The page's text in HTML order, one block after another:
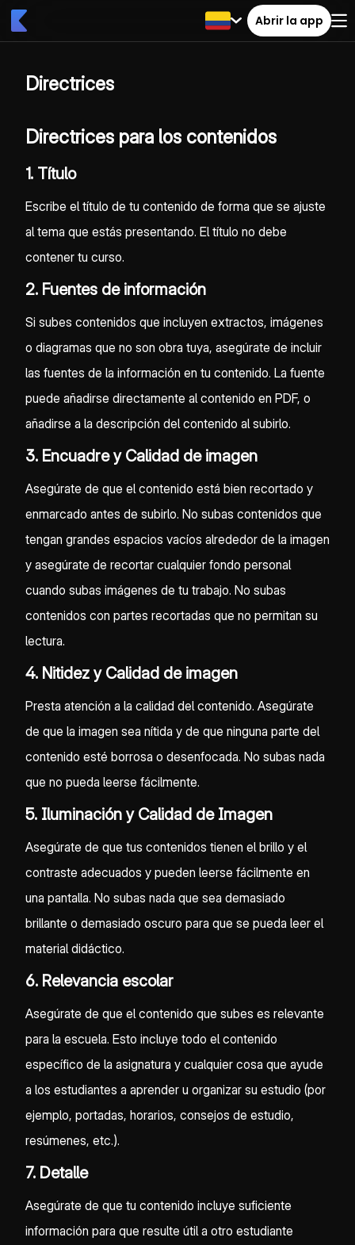
Abrir la app
Directrices
Directrices para los contenidos
1. Título
Escribe el título de tu contenido de forma que se ajuste
al tema que estás presentando. El título no debe
contener tu curso.
2. Fuentes de información
Si subes contenidos que incluyen extractos, imágenes
o diagramas que no son obra tuya, asegúrate de incluir
las fuentes de la información en tu contenido. La fuente
puede añadirse directamente al contenido en PDF, o
añadirse a la descripción del contenido al subirlo.
3. Encuadre y Calidad de imagen
Asegúrate de que el contenido está bien recortado y
enmarcado antes de subirlo. No subas contenidos que
tengan grandes espacios vacíos alrededor de la imagen
y asegúrate de recortar cualquier fondo personal
cuando subas imágenes de tu trabajo. No subas
contenidos con partes recortadas que no permitan su
lectura.
4. Nitidez y Calidad de imagen
Presta atención a la calidad del contenido. Asegúrate
de que la imagen sea nítida y de que ninguna parte del
contenido esté borrosa o desenfocada. No subas nada
que no pueda leerse fácilmente.
5. Iluminación y Calidad de Imagen
Asegúrate de que tus contenidos tienen el brillo y el
contraste adecuados y pueden leerse fácilmente en
una pantalla. No subas nada que sea demasiado
brillante o demasiado oscuro para que se pueda leer el
material didáctico.
6. Relevancia escolar
Asegúrate de que el contenido que subes es relevante
para la escuela. Esto incluye todo el contenido
específico de la asignatura y cualquier cosa que ayude
a los estudiantes a aprender u organizar su estudio (por
ejemplo, portadas, horarios, consejos de estudio,
resúmenes, etc.).
7. Detalle
Asegúrate de que tu contenido incluye suficiente
información para que resulte útil a otro estudiante